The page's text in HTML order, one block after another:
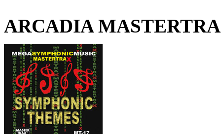
ARCADIA